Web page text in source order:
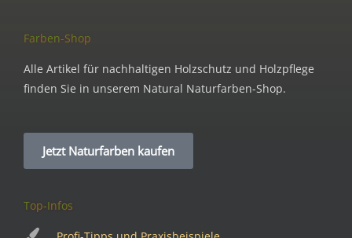
Farben-Shop
Alle Artikel für nachhaltigen Holzschutz und Holzpflege
finden Sie in unserem Natural Naturfarben-Shop.
Jetzt Naturfarben kaufen
Top-Infos